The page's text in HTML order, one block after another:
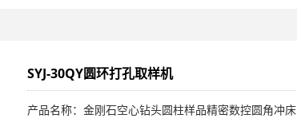
SYJ-30QY圆环打孔取样机
产品名称：金刚石空心钻头圆柱样品精密数控圆角冲床